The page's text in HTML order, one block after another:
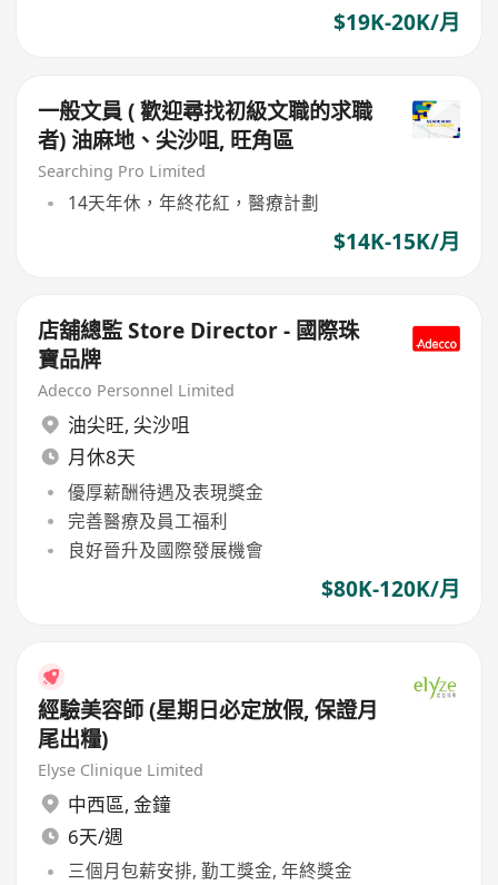
$19K-20K/月
一般文員 ( 歡迎尋找初級文職的求職
者) 油麻地、尖沙咀, 旺角區
Searching Pro Limited
14天年休，年終花紅，醫療計劃
$14K-15K/月
店舖總監 Store Director - 國際珠
寶品牌
Adecco Personnel Limited
油尖旺, 尖沙咀
月休8天
優厚薪酬待遇及表現獎金
完善醫療及員工福利
良好晉升及國際發展機會
$80K-120K/月
經驗美容師 (星期日必定放假, 保證月
尾出糧)
Elyse Clinique Limited
中西區, 金鐘
6天/週
三個月包薪安排, 勤工獎金, 年終獎金